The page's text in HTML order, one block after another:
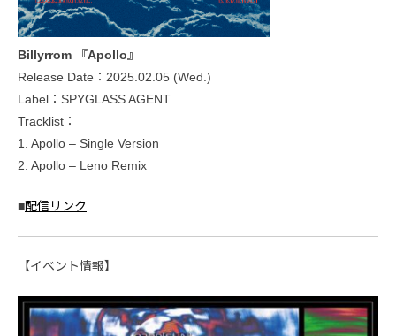
Billyrrom 『Apollo』
Release Date：2025.02.05 (Wed.)
Label：SPYGLASS AGENT
Tracklist：
1. Apollo – Single Version
2. Apollo – Leno Remix
■配信リンク
【イベント情報】